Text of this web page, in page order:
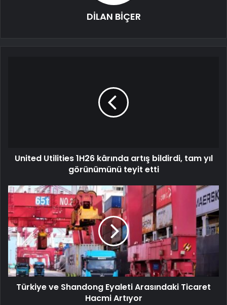
DİLAN BİÇER
United Utilities 1H26 kârında artış bildirdi, tam yıl
görünümünü teyit etti
Türkiye ve Shandong Eyaleti Arasındaki Ticaret
Hacmi Artıyor